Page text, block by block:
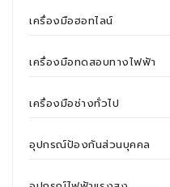
เครื่องมือฮอทไลน์
เครื่องมือทดสอบทางไฟฟ้า
เครื่องมือช่างทั่วไป
อุปกรณ์ป้องกันส่วนบุคคล